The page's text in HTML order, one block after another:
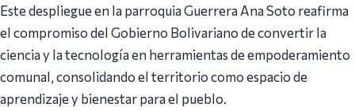
Este despliegue en la parroquia Guerrera Ana Soto reafirma
el compromiso del Gobierno Bolivariano de convertir la
ciencia y la tecnología en herramientas de empoderamiento
comunal, consolidando el territorio como espacio de
aprendizaje y bienestar para el pueblo.